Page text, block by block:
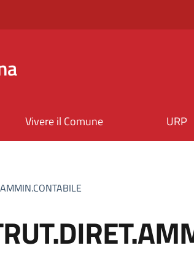
Vivere il Comune URP